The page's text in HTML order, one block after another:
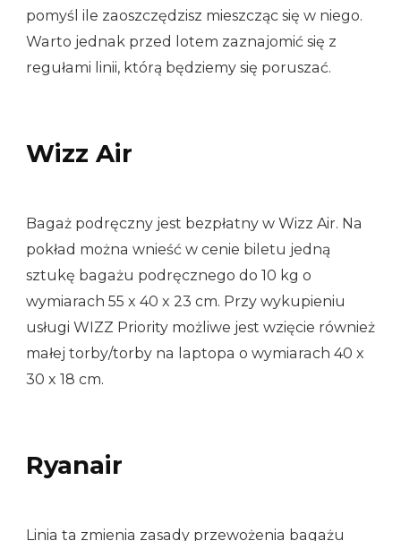
pomyśl ile zaoszczędzisz mieszcząc się w niego.
Warto jednak przed lotem zaznajomić się z
regułami linii, którą będziemy się poruszać.
Wizz Air
Bagaż podręczny jest bezpłatny w Wizz Air. Na
pokład można wnieść w cenie biletu jedną
sztukę bagażu podręcznego do 10 kg o
wymiarach 55 x 40 x 23 cm. Przy wykupieniu
usługi WIZZ Priority możliwe jest wzięcie również
małej torby/torby na laptopa o wymiarach 40 x
30 x 18 cm.
Ryanair
Linia ta zmienia zasady przewożenia bagażu